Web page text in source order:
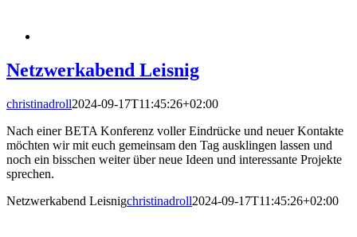
Netzwerkabend Leisnig
christinadroll2024-09-17T11:45:26+02:00
Nach einer BETA Konferenz voller Eindrücke und neuer Kontakte
möchten wir mit euch gemeinsam den Tag ausklingen lassen und
noch ein bisschen weiter über neue Ideen und interessante Projekte
sprechen.
Netzwerkabend Leisnigchristinadroll2024-09-17T11:45:26+02:00